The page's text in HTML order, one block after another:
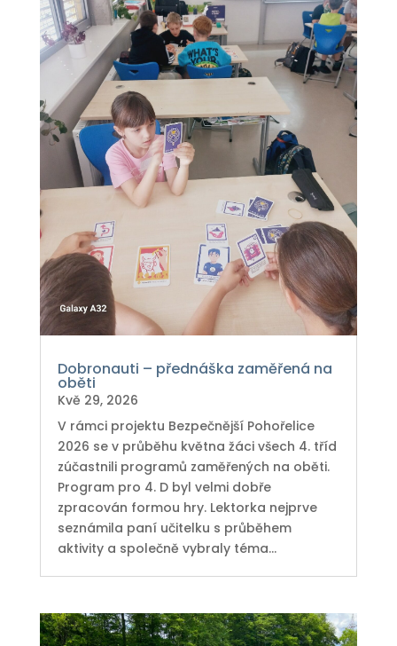
Dobronauti – přednáška zaměřená na
oběti
Kvě 29, 2026
V rámci projektu Bezpečnější Pohořelice
2026 se v průběhu května žáci všech 4. tříd
zúčastnili programů zaměřených na oběti.
Program pro 4. D byl velmi dobře
zpracován formou hry. Lektorka nejprve
seznámila paní učitelku s průběhem
aktivity a společně vybraly téma...